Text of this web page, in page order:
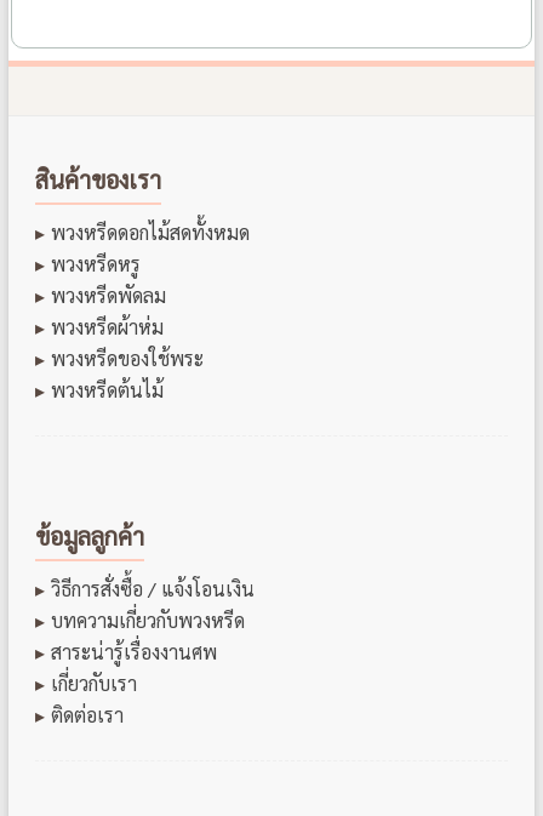
สินค้าของเรา
พวงหรีดดอกไม้สดทั้งหมด
พวงหรีดหรู
พวงหรีดพัดลม
พวงหรีดผ้าห่ม
พวงหรีดของใช้พระ
พวงหรีดต้นไม้
ข้อมูลลูกค้า
วิธีการสั่งซื้อ / แจ้งโอนเงิน
บทความเกี่ยวกับพวงหรีด
สาระน่ารู้เรื่องงานศพ
เกี่ยวกับเรา
ติดต่อเรา